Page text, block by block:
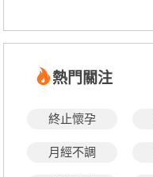
熱門關注
終止懷孕
月經不調